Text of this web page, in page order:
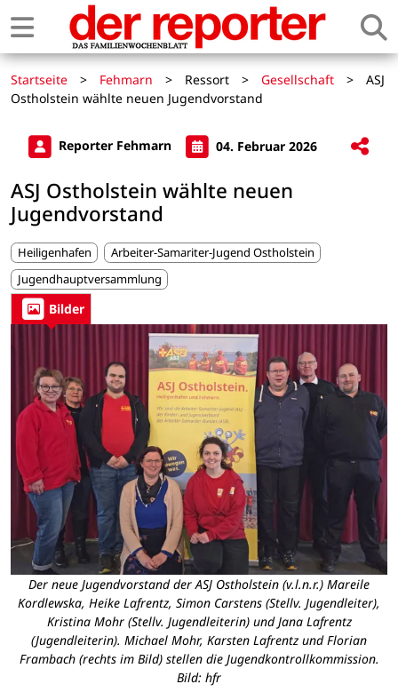
Startseite > Fehmarn > Ressort > Gesellschaft >
ASJ
Ostholstein wählte neuen Jugendvorstand
Reporter Fehmarn 04. Februar 2026
ASJ Ostholstein wählte neuen
Jugendvorstand
Heiligenhafen
Arbeiter-Samariter-Jugend Ostholstein
Jugendhauptversammlung
Bilder
Der neue Jugendvorstand der ASJ Ostholstein (v.l.n.r.) Mareile
Kordlewska, Heike Lafrentz, Simon Carstens (Stellv. Jugendleiter),
Kristina Mohr (Stellv. Jugendleiterin) und Jana Lafrentz
(Jugendleiterin). Michael Mohr, Karsten Lafrentz und Florian
Frambach (rechts im Bild) stellen die Jugendkontrollkommission.
Bild: hfr